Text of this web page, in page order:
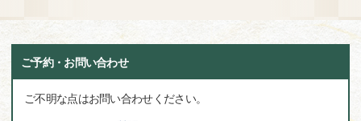
ご予約・お問い合わせ
ご不明な点はお問い合わせください。